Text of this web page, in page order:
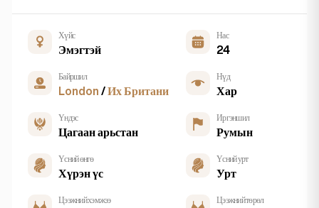
Хүйс
Эмэгтэй
Нас
24
Байршил
London /Их Британи
Нүд
Хар
Үндэс
Цагаан арьстан
Иргэншил
Румын
Үсний өнгө
Хүрэн үс
Үсний урт
Урт
Цээжний хэмжээ Цээжний төрөл